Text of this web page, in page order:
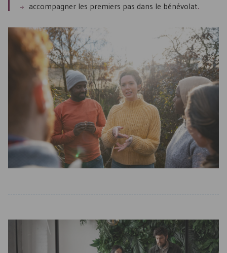
accompagner les premiers pas dans le bénévolat.